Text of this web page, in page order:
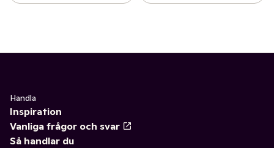
Handla
Inspiration
Vanliga frågor och svar
Så handlar du